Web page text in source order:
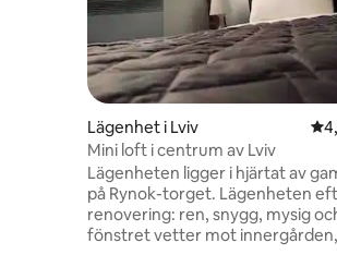
Lägenhet i Lviv
Mini loft i centrum av Lviv
Lägenheten ligger i hjärtat av
på Rynok-torget. Lägenheten
renovering: ren, snygg, mysig
fönstret vetter mot innergården,